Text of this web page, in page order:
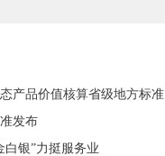
产品价值核算省级地方标准
发布
白银”力挺服务业